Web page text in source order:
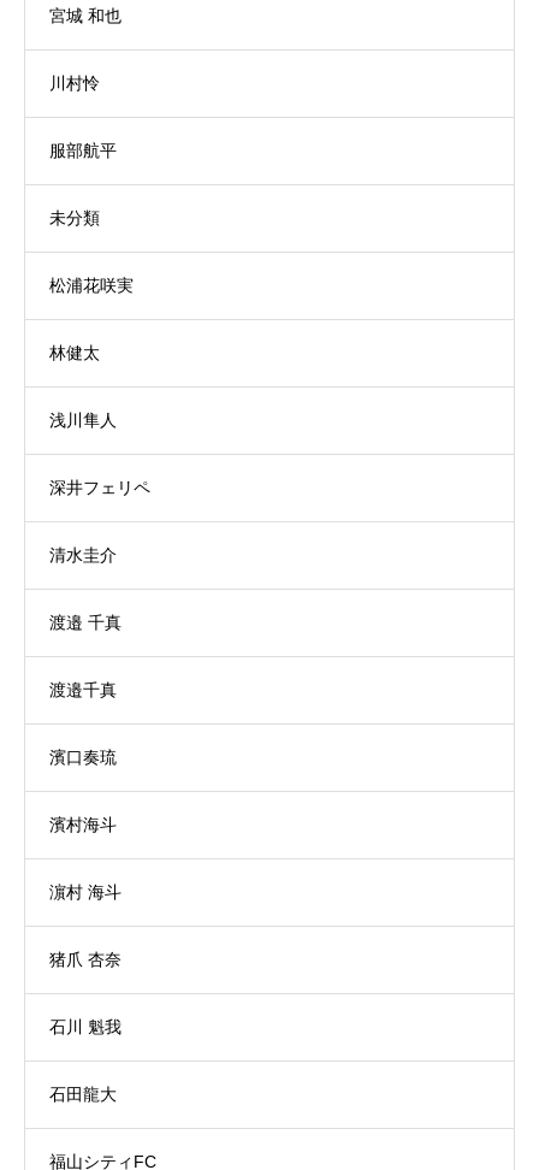
宮城 和也
川村怜
服部航平
未分類
松浦花咲実
林健太
浅川隼人
深井フェリペ
清水圭介
渡邉 千真
渡邉千真
濱口奏琉
濱村海斗
濵村 海斗
猪爪 杏奈
石川 魁我
石田龍大
福山シティFC